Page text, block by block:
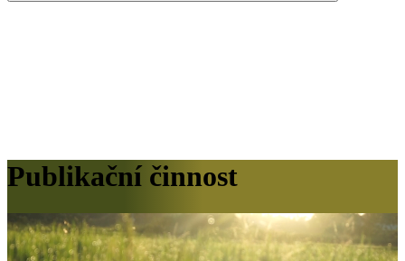
Publikační činnost